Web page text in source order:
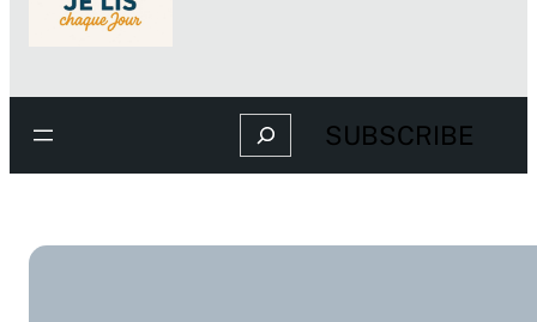
Search SUBSCRIBE